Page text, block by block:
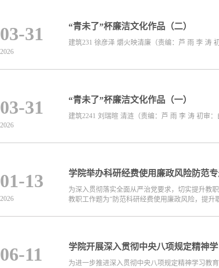
03-31
2026
“青未了”杯廉洁文化作品（二）
建筑231 徐彦泽 爝火映清廉（责编：芦 雨 李 涛
03-31
2026
“青未了”杯廉洁文化作品（一）
建筑2241 刘瑞暄 清涟（责编：芦 雨 李 涛 初审
01-13
2026
学院举办科研经费使用廉政风险防范
为深入贯彻落实全面从严治党要求，切实提升教
教职工作题为“防范科研经费使用廉政风险，提升
06-11 学院开展深入贯彻中央八项规定精神
为进一步推进深入贯彻中央八项规定精神学习教